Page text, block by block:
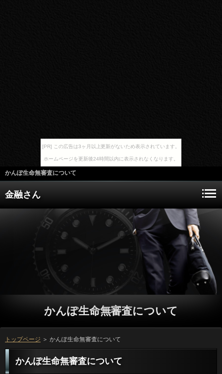
[PR] この広告は3ヶ月以上更新がないため表示されています。
ホームページを更新後24時間以内に表示されなくなります。
かんぽ生命無審査について
金融さん
かんぽ生命無審査について
トップページ ＞ かんぽ生命無審査について
かんぽ生命無審査について